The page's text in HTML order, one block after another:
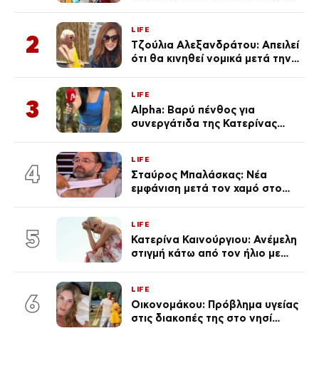
2
LIFE
Τζούλια Αλεξανδράτου: Απειλεί
ότι θα κινηθεί νομικά μετά την
3
LIFE
Alpha: Βαρύ πένθος για
συνεργάτιδα της Κατερίνας
του Θεού»
4
LIFE
Σταύρος Μπαλάσκας: Νέα
εμφάνιση μετά τον χαμό στο
5
LIFE
Κατερίνα Καινούργιου: Ανέμελη
στιγμή κάτω από τον ήλιο με
6
LIFE
Οικονομάκου: Πρόβλημα υγείας
στις διακοπές της στο νησί